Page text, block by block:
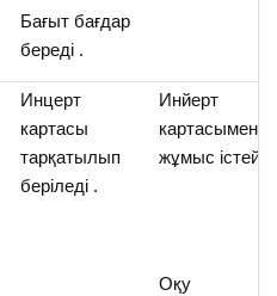
Бағыт бағдар
береді .
Инцерт
картасы
тарқатылып
беріледі .
Инйерт
картасымен
жұмыс
Оқу